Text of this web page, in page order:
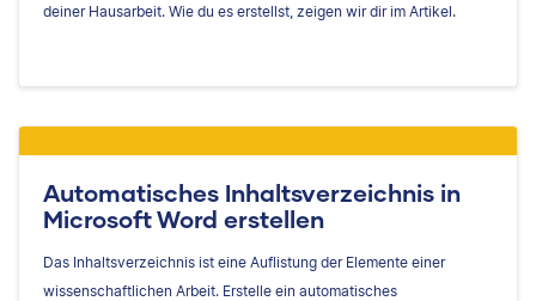
deiner Hausarbeit. Wie du es erstellst, zeigen wir dir im Artikel.
Automatisches Inhaltsverzeichnis in
Microsoft Word erstellen
Das Inhaltsverzeichnis ist eine Auflistung der Elemente einer
wissenschaftlichen Arbeit. Erstelle ein automatisches